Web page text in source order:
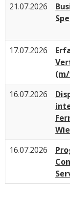
21.07.2026
17.07.2026
16.07.2026
16.07.2026